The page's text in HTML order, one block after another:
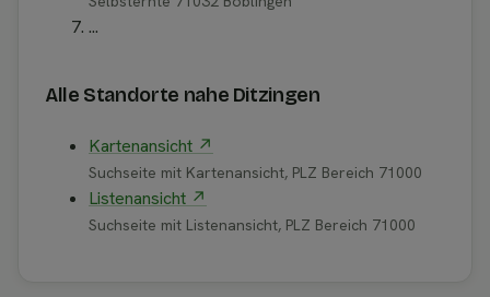
...
Alle Standorte nahe Ditzingen
Kartenansicht ↗
Suchseite mit Kartenansicht, PLZ Bereich 71000
Listenansicht ↗
Suchseite mit Listenansicht, PLZ Bereich 71000